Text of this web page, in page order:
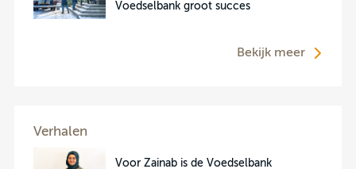
Voedselbank groot succes
Bekijk meer
Verhalen
Voor Zainab is de Voedselbank